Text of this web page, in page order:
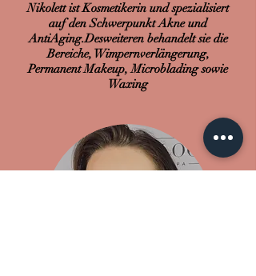
Nikolett ist Kosmetikerin und spezialisiert
auf den Schwerpunkt Akne und
AntiAging.Desweiteren behandelt sie die
Bereiche, Wimpernverlängerung,
Permanent Makeup, Microblading sowie
Waxing